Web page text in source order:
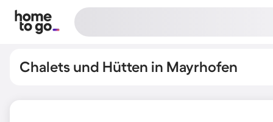
Chalets und Hütten in Mayrhofen